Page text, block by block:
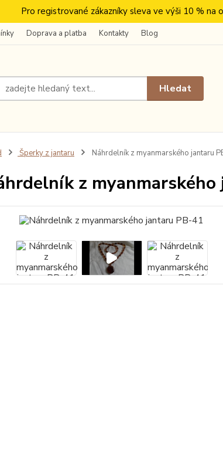
Pro registrované zákazníky sleva ve výši 10 % na
Doprava a platba Kontakty Blog
Hledat
Šperky z jantaru Náhrdelník z myanmarského jantaru
z